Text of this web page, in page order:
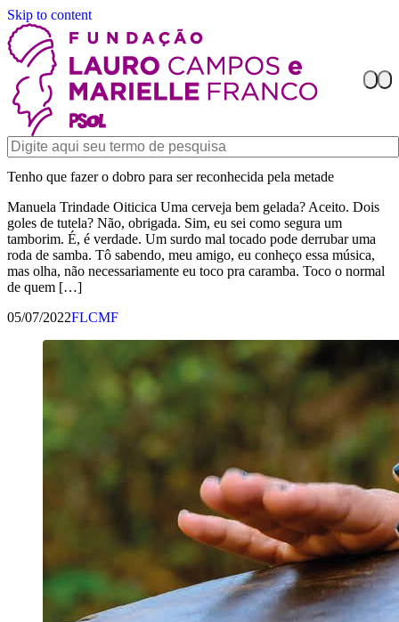
Skip to content
Tenho que fazer o dobro para ser reconhecida pela metade
Manuela Trindade Oiticica Uma cerveja bem gelada? Aceito. Dois
goles de tutela? Não, obrigada. Sim, eu sei como segura um
tamborim. É, é verdade. Um surdo mal tocado pode derrubar uma
roda de samba. Tô sabendo, meu amigo, eu conheço essa música,
mas olha, não necessariamente eu toco pra caramba. Toco o normal
de quem […]
05/07/2022FLCMF